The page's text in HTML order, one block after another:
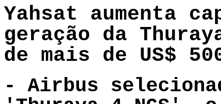
Yahsat aumenta
geração da
de mais de US$
- Airbus